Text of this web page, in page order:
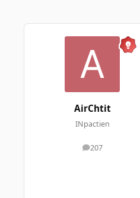
AirChtit
INpactien
207
messages